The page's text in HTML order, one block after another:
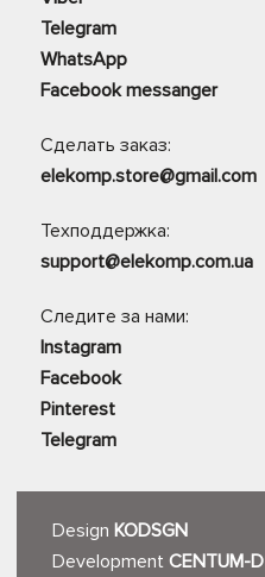
Telegram
WhatsApp
Facebook messanger
Сделать заказ:
elekomp.store@gmail.com
Техподдержка:
support@elekomp.com.ua
Следите за нами:
Instagram
Facebook
Pinterest
Telegram
Design KODSGN
Development CENTUM-D